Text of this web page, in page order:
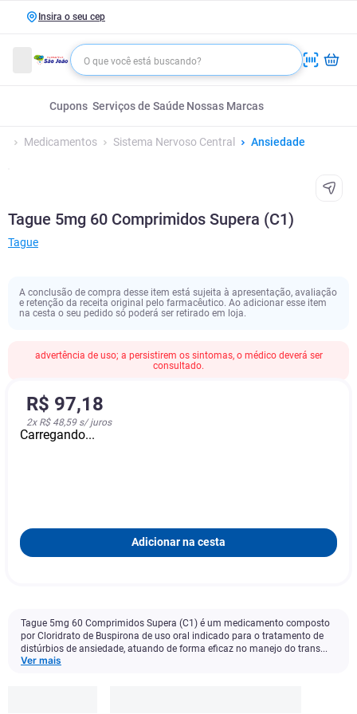
Insira o seu cep
Cupons Serviços de Saúde Nossas Marcas
Medicamentos Sistema Nervoso Central Ansiedade
Tague 5mg 60 Comprimidos Supera (C1)
Tague
A conclusão de compra desse item está sujeita à apresentação, avaliação
e retenção da receita original pelo farmacêutico. Ao adicionar esse item
na cesta o seu pedido só poderá ser retirado em loja.
advertência de uso; a persistirem os sintomas, o médico deverá ser
consultado.
R$ 97,18
2x R$ 48,59s/ juros
Carregando...
Adicionar na cesta
Tague 5mg 60 Comprimidos Supera (C1) é um medicamento composto
por Cloridrato de Buspirona de uso oral indicado para o tratamento de
distúrbios de ansiedade, atuando de forma eficaz no manejo do trans...
Ver mais